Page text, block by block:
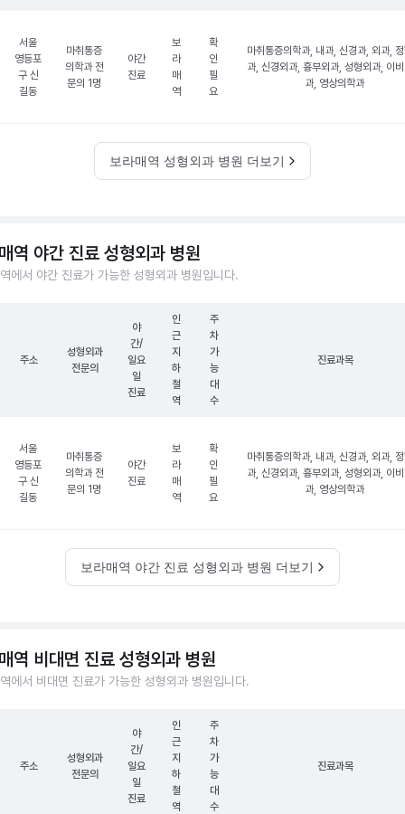
서울
영등포
구 신
길동
마취통증
의학과 전
문의 1명
야간
진료
보
라
매
역
확
인
필
요
마취통증의학과, 내과, 신경과, 외과, 정
과, 신경외과, 흉부외과, 성형외과, 이
과, 영상의학과
보라매역 성형외과 병원 더보기
역 야간 진료 성형외과 병원
에서 야간 진료가 가능한 성형외과 병원입니다.
주소
성형외과
전문의
야
간/
일요
일
진료
인
근
지
하
철
역
주
차
가
능
대
수
진료과목
서울
영등포
구 신
길동
마취통증
의학과 전
문의 1명
야간
진료
보
라
매
역
확
인
필
요
마취통증의학과, 내과, 신경과, 외과, 정
과, 신경외과, 흉부외과, 성형외과, 이
과, 영상의학과
보라매역 야간 진료 성형외과 병원 더보기
역 비대면 진료 성형외과 병원
에서 비대면 진료가 가능한 성형외과 병원입니다.
주소
성형외과
전문의
야
간/
일요
일
진료
인
근
지
하
철
역
주
차
가
능
대
수
진료과목